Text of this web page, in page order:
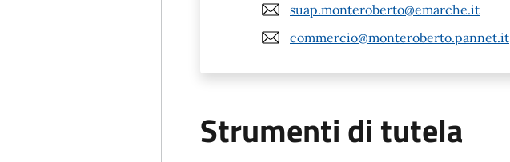
suap.monteroberto@emarche.it
commercio@monteroberto.pannet.it
Strumenti di tutela